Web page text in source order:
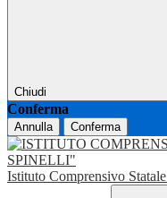
Chiudi
Conferma
Annulla Conferma
Istituto Comprensivo Statale